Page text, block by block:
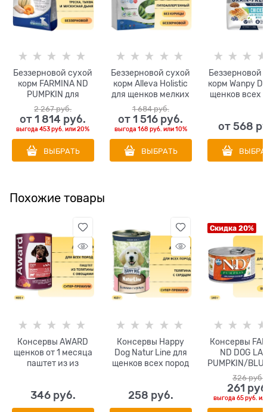
Беззерновой cухой
корм FARMINA ND
PUMPKIN для
щенков мелких
пород с треской,
тыквой и
мускусной дыней
2 267 руб.
от1 814 руб.
выгода453 руб. или20%
ВЫБРАТЬ
Беззерновой сухой
корм Alleva Holistic
для щенков мелких
пород с
океанической
рыбой
(Puppy/Junior Ocean
Fish Mini)
1 684 руб.
от1 516 руб.
выгода 168 руб. или10%
ВЫБРАТЬ
Беззерновой
корм Wanpy
щенков всех
от568
Похожие товары
Консервы AWARD
щенков от 1 месяца
паштет из из
346 руб.
Консервы Happy
Dog Natur Line для
щенков всех пород
258 руб.
Скидка 20%
Консервы
ND DOG
PUMPKIN/
Y PUPPY
щенков
пород с
тыквой и
326 руб.
261
выгода65 руб.